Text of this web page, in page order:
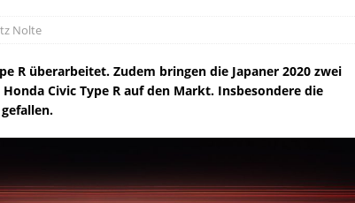
Nolte
R überarbeitet. Zudem bringen die Japaner 2020 zwei
Civic Type R auf den Markt. Insbesondere die